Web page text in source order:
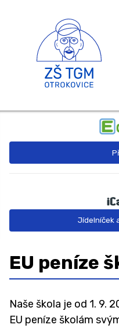
BUDOUCÍ
AKTUALITY
Kontaktní informace
Organizace školního
Sběr papíru 2025/2026
Jídelníček
EU peníze
Naše škola je od 1. 9.
EU peníze školám